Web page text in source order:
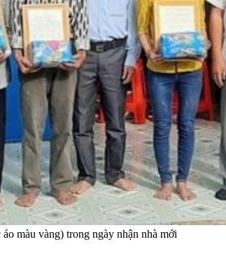
màu vàng) trong ngày nhận nhà mới